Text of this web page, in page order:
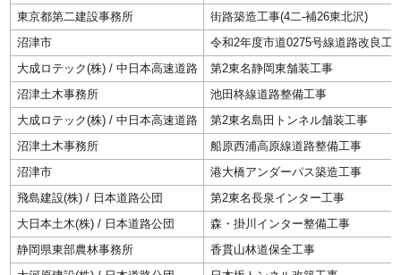
東京都第二建設事務所
街路築造工事(4二-補26東北沢)
沼津市
令和2年度市道0275号線道路改良工
大成ロテック(株) / 中日本高速道路
第2東名静岡東舗装工事
沼津土木事務所
池田柊線道路整備工事
大成ロテック(株) / 中日本高速道路
第2東名島田トンネル舗装工事
沼津土木事務所
船原西浦高原線道路整備工事
沼津市
港大橋アンダーパス築造工事
飛島建設(株) / 日本道路公団
第2東名長泉インター工事
大日本土木(株) / 日本道路公団
森・掛川インター整備工事
静岡県東部農林事務所
香貫山林道保全工事